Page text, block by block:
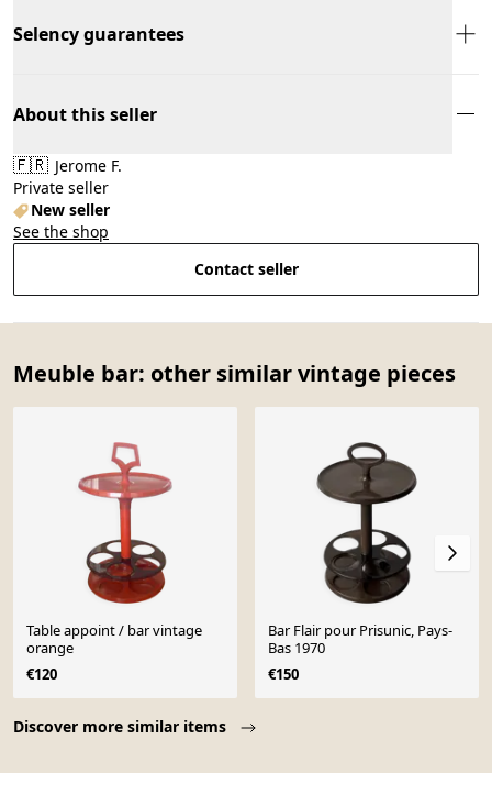
Selency guarantees
About this seller
🇫🇷 Jerome F.
Private seller
New seller
See the shop
Contact seller
Meuble bar: other similar vintage pieces
Discover more similar items
Table appoint / bar vintage
orange
€120
Bar Flair pour Prisunic, Pays-
Bas 1970
€150